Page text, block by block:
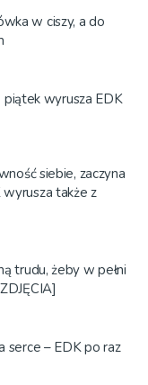
w ciszy, a do
piątek wyrusza EDK
siebie, zaczyna
wyrusza także z
trudu, żeby w pełni
serce – EDK po raz